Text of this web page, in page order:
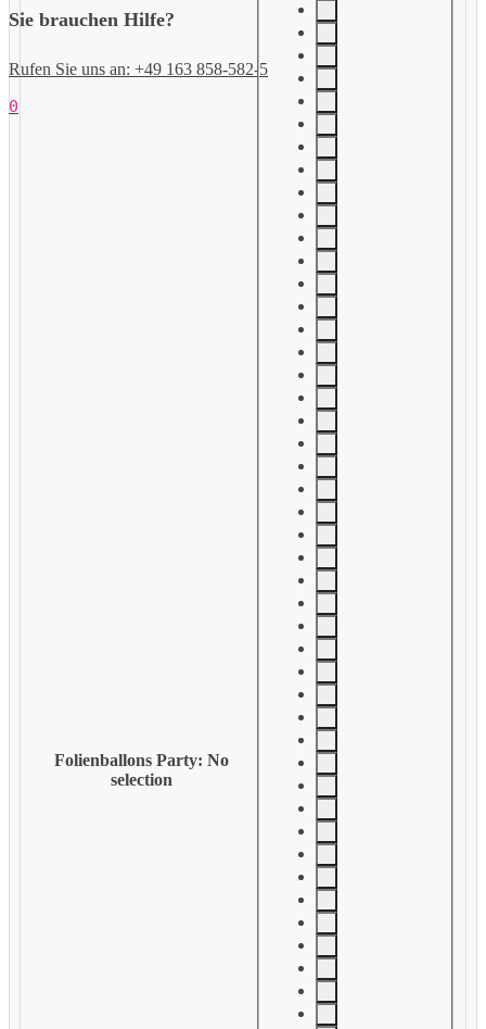
Sie brauchen Hilfe?
Rufen Sie uns an: +49 163 858-582-5
0
Folienballons Party: No
selection